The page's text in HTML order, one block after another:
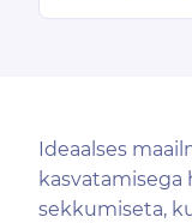
Ideaalses
sekkumiseta,